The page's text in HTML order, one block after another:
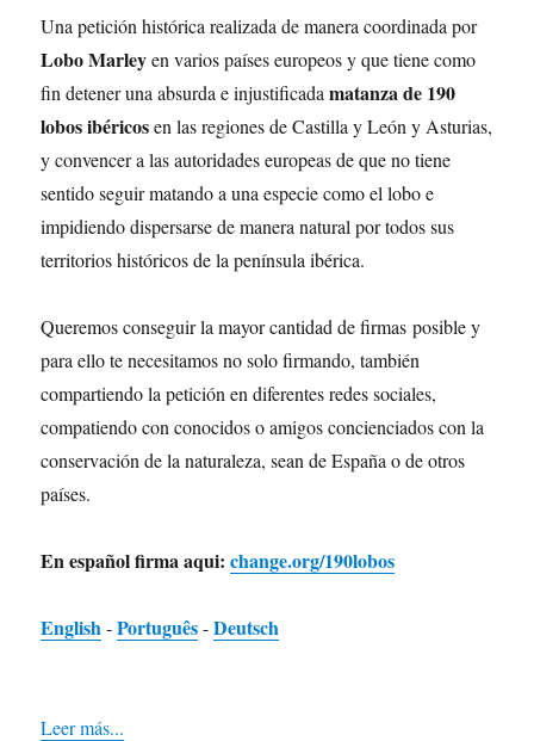
Una petición histórica realizada de manera coordinada por
Lobo Marleyen varios países europeos y que tiene como
fin detener una absurda e injustificadamatanza de 190
lobos ibéricosen las regiones de Castilla y León y Asturias,
y convencer a las autoridades europeas de que no tiene
sentido seguir matando a una especie como el lobo e
impidiendo dispersarse de manera natural por todos sus
territorios históricos de la península ibérica.
Queremos conseguir la mayor cantidad de firmas posible y
para ello te necesitamos no solo firmando, también
compartiendo la petición en diferentes redes sociales,
compatiendo con conocidos o amigos concienciados con la
conservación de la naturaleza, sean de España o de otros
países.
En español firma aqui:change.org/190lobos
English-Português-Deutsch
Leer más...